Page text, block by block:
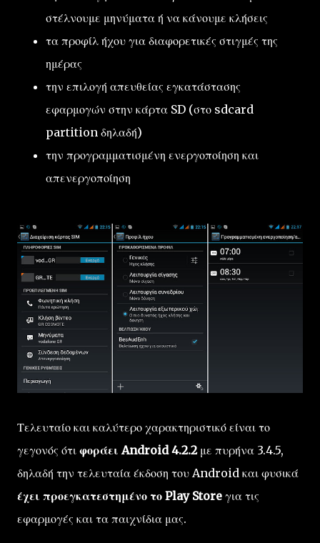
στέλνουμε μηνύματα ή να κάνουμε κλήσεις
τα προφίλ ήχου για διαφορετικές στιγμές της
ημέρας
την επιλογή απευθείας εγκατάστασης
εφαρμογών στην κάρτα SD (στο sdcard
partition δηλαδή)
την προγραμματισμένη ενεργοποίηση και
απενεργοποίηση
Τελευταίο και καλύτερο χαρακτηριστικό είναι το
γεγονός ότι φοράει Android 4.2.2με πυρήνα 3.4.5,
δηλαδή την τελευταία έκδοση του Android και φυσικά
έχει προεγκατεστημένο το Play Store για τις
εφαρμογές και τα παιχνίδια μας.